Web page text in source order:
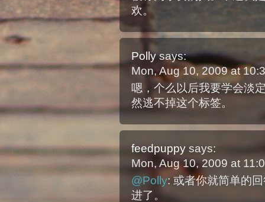
欢。
Polly says:
Mon, Aug 10, 2009 at
嗯，个么以后我要学会淡
然逃不掉这个标签。
feedpuppy says:
Mon, Aug 10, 2009 at
@Polly: 或者你就简单的
进了。